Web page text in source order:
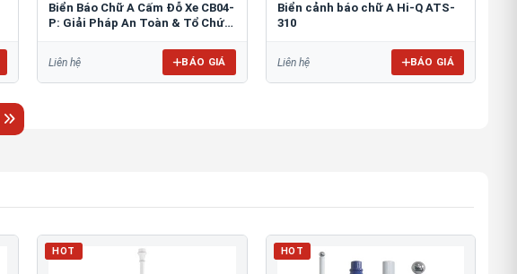
Biển Báo Chữ A Cấm Đỗ Xe CB04-
P: Giải Pháp An Toàn & Tổ Chức
Liên hệ BÁO GIÁ
Biển cảnh báo chữ A Hi-Q ATS-
310
Liên hệ BÁO GIÁ
HOT HOT